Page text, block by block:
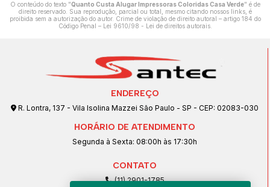
O conteúdo do texto "Quanto Custa Alugar Impressoras Coloridas Casa Verde" é de
direito reservado. Sua reprodução, parcial ou total, mesmo citando nossos links, é
proibida sem a autorização do autor. Crime de violação de direito autoral – artigo 184 do
Código Penal – Lei 9610/98 - Lei de direitos autorais.
ENDEREÇO
R. Lontra, 137 - Vila Isolina Mazzei São Paulo - SP - CEP: 02083-030
HORÁRIO DE ATENDIMENTO
Segunda à Sexta: 08:00h às 17:30h
CONTATO
(11) 2901-1785